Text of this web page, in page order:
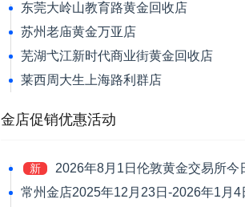
东莞大岭山教育路黄金回收店
苏州老庙黄金万亚店
芜湖弋江新时代商业街黄金回收店
莱西周大生上海路利群店
金店促销优惠活动
新
2026年8月1日伦敦黄金交易所今
价：现货黄金跌1.39%报4046.42美元/
常州金店2025年12月23日-2026年1月4